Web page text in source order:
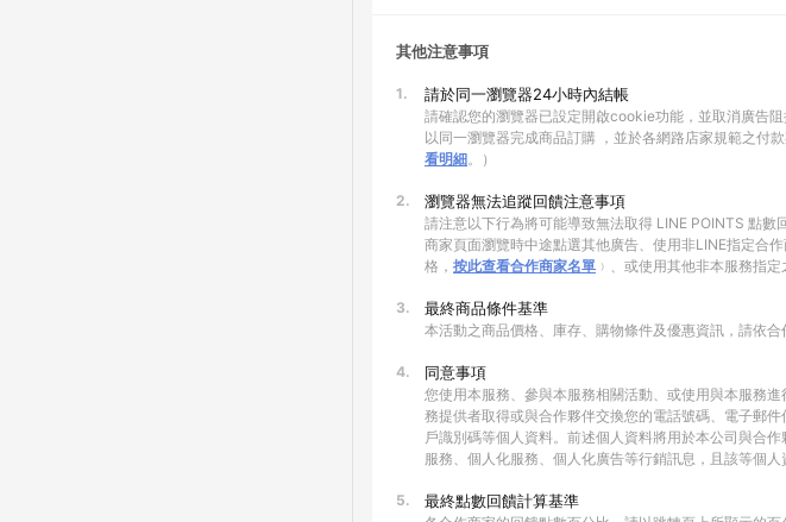
其他注意事項
1. 請於同一瀏覽器24小時內結帳
請確認您的瀏覽器已設定開啟cookie功能，並取消廣告
以同一瀏覽器完成商品訂購 ，並於各網路店家規範之付
看明細。）
2. 瀏覽器無法追蹤回饋注意事項
請注意以下行為將可能導致無法取得 LINE POINTS 點
商家頁面瀏覽時中途點選其他廣告、使用非LINE指定合
格， 按此查看合作商家名單 ﹚、或使用其他非本服務指定
3. 最終商品條件基準
本活動之商品價格、庫存、購物條件及優惠資訊，請依
4. 同意事項
您使用本服務、參與本服務相關活動、或使用與本服務
務提供者取得或與合作夥伴交換您的電話號碼、電子郵
戶識別碼等個人資料。前述個人資料將用於本公司與合
服務、個人化服務、個人化廣告等行銷訊息，且該等個
5. 最終點數回饋計算基準